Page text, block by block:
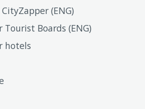
(ENG)
Boards (ENG)
hotels